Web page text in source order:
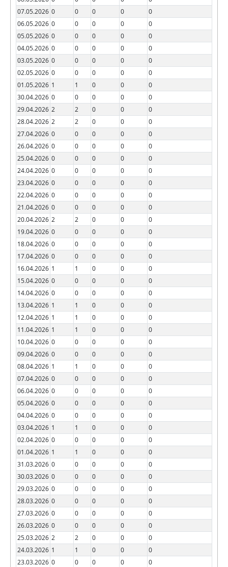
07.05.2026 0 0 0 0
0
06.05.2026 0 0 0 0
0
05.05.2026 0 0 0 0
0
04.05.2026 0 0 0 0
0
03.05.2026 0 0 0 0
0
02.05.2026 0 0 0 0
0
01.05.2026 1 1 0 0
0
30.04.2026 0 0 0 0
0
29.04.2026 2 2 0 0
0
28.04.2026 2 2 0 0
0
27.04.2026 0 0 0 0
0
26.04.2026 0 0 0 0
0
25.04.2026 0 0 0 0
0
24.04.2026 0 0 0 0
0
23.04.2026 0 0 0 0
0
22.04.2026 0 0 0 0
0
21.04.2026 0 0 0 0
0
20.04.2026 2 2 0 0
0
19.04.2026 0 0 0 0
0
18.04.2026 0 0 0 0
0
17.04.2026 0 0 0 0
0
16.04.2026 1 1 0 0
0
15.04.2026 0 0 0 0
0
14.04.2026 0 0 0 0
0
13.04.2026 1 1 0 0
0
12.04.2026 1 1 0 0
0
11.04.2026 1 1 0 0
0
10.04.2026 0 0 0 0
0
09.04.2026 0 0 0 0
0
08.04.2026 1 1 0 0
0
07.04.2026 0 0 0 0
0
06.04.2026 0 0 0 0
0
05.04.2026 0 0 0 0
0
04.04.2026 0 0 0 0
0
03.04.2026 1 1 0 0
0
02.04.2026 0 0 0 0
0
01.04.2026 1 1 0 0
0
31.03.2026 0 0 0 0
0
30.03.2026 0 0 0 0
0
29.03.2026 0 0 0 0
0
28.03.2026 0 0 0 0
0
27.03.2026 0 0 0 0
0
26.03.2026 0 0 0 0
0
25.03.2026 2 2 0 0
0
24.03.2026 1 1 0 0
0
23.03.2026 0 0 0 0
0